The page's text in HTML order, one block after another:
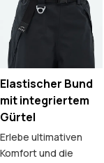
Elastischer Bund
mit integriertem
Gürtel
Erlebe ultimativen
Komfort und die